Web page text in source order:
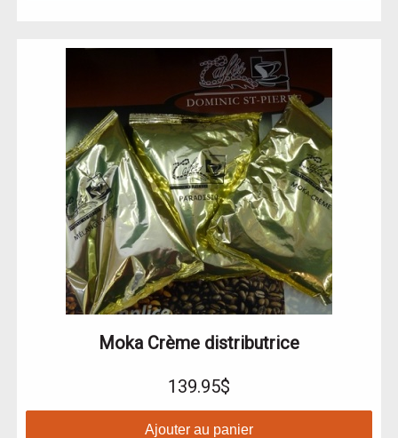
139.95$
Moka Crème distributrice
Ajouter au panier